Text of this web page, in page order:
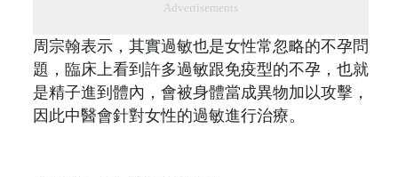
Advertisements
周宗翰表示，其實過敏也是女性常忽略的不孕問
題，臨床上看到許多過敏跟免疫型的不孕，也就
是精子進到體內，會被身體當成異物加以攻擊，
因此中醫會針對女性的過敏進行治療。